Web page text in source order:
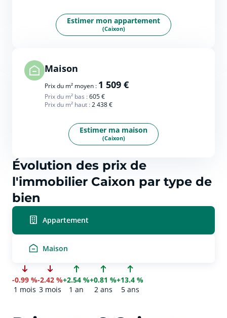
Estimer mon appartement
(Caixon)
Maison
Prix du m² moyen : 1 509 €
Prix du m² bas :605 €
Prix du m² haut :2 438 €
Estimer ma maison
(Caixon)
Évolution des prix de
l'immobilier Caixon par type de
bien
Appartement
Maison
-0.99 %
1 mois
-2.42 %
3 mois
+2.54 %
1 an
+0.81 %
2 ans
+13.4 %
5 ans